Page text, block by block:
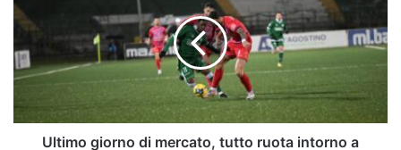
di
mercato,
ruota
intorno
Redan:
Ultimo giorno di mercato, tutto ruota intorno a